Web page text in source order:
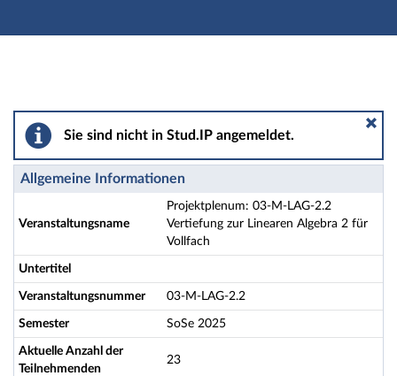
Hauptnavigation
Projektplenum: 03-M-LAG-2.2 Vertiefung zur
Sie sind nicht in Stud.IP angemeldet.
Allgemeine Informationen
Veranstaltungsname
Projektplenum: 03-M-LAG-2.2
Vertiefung zur Linearen Algebra 2 für
Vollfach
Untertitel
Veranstaltungsnummer 03-M-LAG-2.2
Semester SoSe 2025
Aktuelle Anzahl der
Teilnehmenden
23